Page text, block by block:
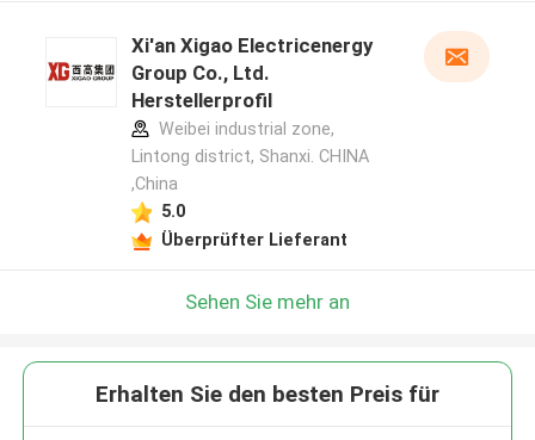
Xi'an Xigao Electricenergy
Group Co., Ltd.
Herstellerprofil
Weibei industrial zone,
Lintong district, Shanxi. CHINA
,China
5.0
Überprüfter Lieferant
Sehen Sie mehr an
Erhalten Sie den besten Preis für